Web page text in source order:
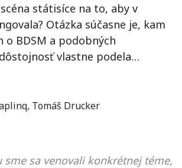
státisíce na to, aby v
Otázka súčasne je, kam
o BDSM a podobných
vlastne podela…
, Tomáš Drucker
sme sa venovali konkrétnej téme,